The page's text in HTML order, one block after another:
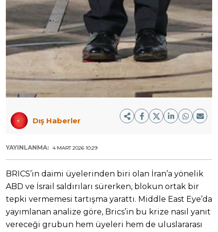
Dış Haberler
YAYINLANMA: 4 MART 2026 10:29
BRICS’in daimi üyelerinden biri olan İran’a yönelik
ABD ve İsrail saldırıları sürerken, blokun ortak bir
tepki vermemesi tartışma yarattı. Middle East Eye’da
yayımlanan analize göre, Brics’in bu krize nasıl yanıt
vereceği grubun hem üyeleri hem de uluslararası